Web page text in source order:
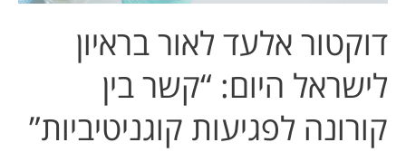
דוקטור אלעד לאור בראיון
לישראל היום: “קשר בין
קורונה לפגיעות קוגניטיביות”
לפגיעות
קוגניטיביות”